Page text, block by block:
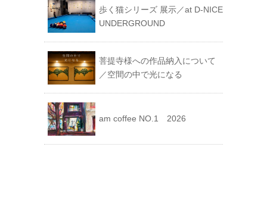
歩く猫シリーズ 展示／at D-NICE
UNDERGROUND
菩提寺様への作品納入について
／空間の中で光になる
am coffee NO.1 2026